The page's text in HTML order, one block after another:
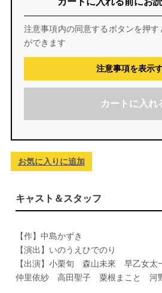
注意事項内の同意するボタンを押す
ができます
注意事項を表示
カートに入れ
お気に入りに追加
キャスト＆スタッフ
【作】中島かずき
【演出】いのうえひでのり
【出演】小栗旬 森山未來 早乙女
仲里依紗 高田聖子 粟根まこと 河